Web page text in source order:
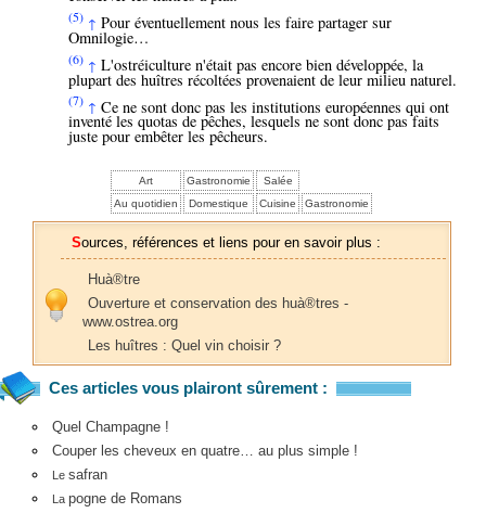
(5) ↑ Pour éventuellement nous les faire partager sur
Omnilogie…
(6) ↑ L'ostréiculture n'était pas encore bien développée, la
plupart des huîtres récoltées provenaient de leur milieu naturel.
(7) ↑ Ce ne sont donc pas les institutions européennes qui ont
inventé les quotas de pêches, lesquels ne sont donc pas faits
juste pour embêter les pêcheurs.
Art Gastronomie
Salée
Au quotidien
Domestique Cuisine Gastronomie
Sources, références et liens pour en savoir plus :
Huà®tre
Ouverture et conservation des huà®tres -
www.ostrea.org
Les huîtres : Quel vin choisir ?
Ces articles vous plairont sûrement :
Quel Champagne !
Couper les cheveux en quatre… au plus simple !
Le safran
La pogne de Romans